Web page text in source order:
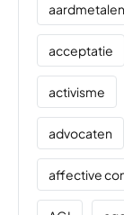
aardmetalen
acceptatie
activisme
advocaten
affective